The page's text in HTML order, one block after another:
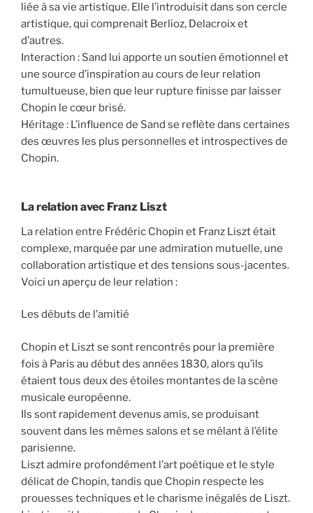
liée à sa vie artistique. Elle l’introduisit dans son cercle
artistique, qui comprenait Berlioz, Delacroix et
d’autres.
Interaction : Sand lui apporte un soutien émotionnel et
une source d’inspiration au cours de leur relation
tumultueuse, bien que leur rupture finisse par laisser
Chopin le cœur brisé.
Héritage : L’influence de Sand se reflète dans certaines
des œuvres les plus personnelles et introspectives de
Chopin.
La relation avec Franz Liszt
La relation entre Frédéric Chopin et Franz Liszt était
complexe, marquée par une admiration mutuelle, une
collaboration artistique et des tensions sous-jacentes.
Voici un aperçu de leur relation :
Les débuts de l’amitié
Chopin et Liszt se sont rencontrés pour la première
fois à Paris au début des années 1830, alors qu’ils
étaient tous deux des étoiles montantes de la scène
musicale européenne.
Ils sont rapidement devenus amis, se produisant
souvent dans les mêmes salons et se mêlant à l’élite
parisienne.
Liszt admire profondément l’art poétique et le style
délicat de Chopin, tandis que Chopin respecte les
prouesses techniques et le charisme inégalés de Liszt.